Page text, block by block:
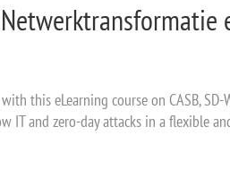
this eLearning course on CASB, SD-
IT and zero-day attacks in a flexible